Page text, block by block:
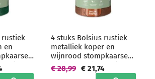
rustiek
en
-
4 stuks Bolsius rustiek
metalliek koper en
wijnrood stompkaarsen
130/68 mm (60 uur) -
grootverpakking
€ 21,74
€ 28,99